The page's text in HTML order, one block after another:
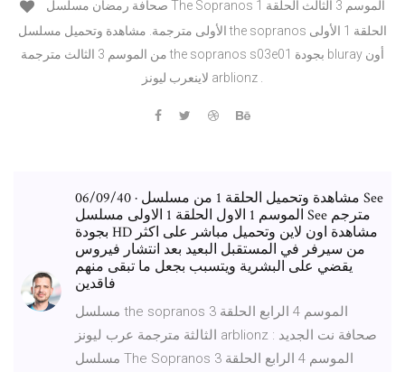
الأولى مترجمة. مشاهدة وتحميل مسلسل the sopranos الحلقة 1 الأولى
من الموسم 3 الثالث مترجمة the sopranos s03e01 بجودة bluray أون
لاينعرب ليونز arblionz .
06/09/40 · مشاهدة وتحميل الحلقة 1 من مسلسل See
الموسم 1 الاول الحلقة 1 الاولى مسلسل See مترجم
بجودة HD مشاهدة اون لاين وتحميل مباشر على اكثر
من سيرفر في المستقبل البعيد بعد انتشار فيروس
يقضي على البشرية ويتسبب بجعل ما تبقى منهم
فاقدين
مسلسل the sopranos الموسم 4 الرابع الحلقة 3
الثالثة مترجمة عرب ليونز arblionz صحافة نت الجديد :
مسلسل The Sopranos الموسم 4 الرابع الحلقة 3